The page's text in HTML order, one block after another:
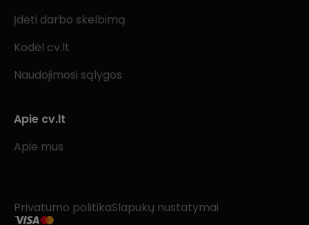
Įdėti darbo skelbimą
Kodėl cv.lt
Naudojimosi sąlygos
Apie cv.lt
Apie mus
Privatumo politikaSlapukų nustatymai